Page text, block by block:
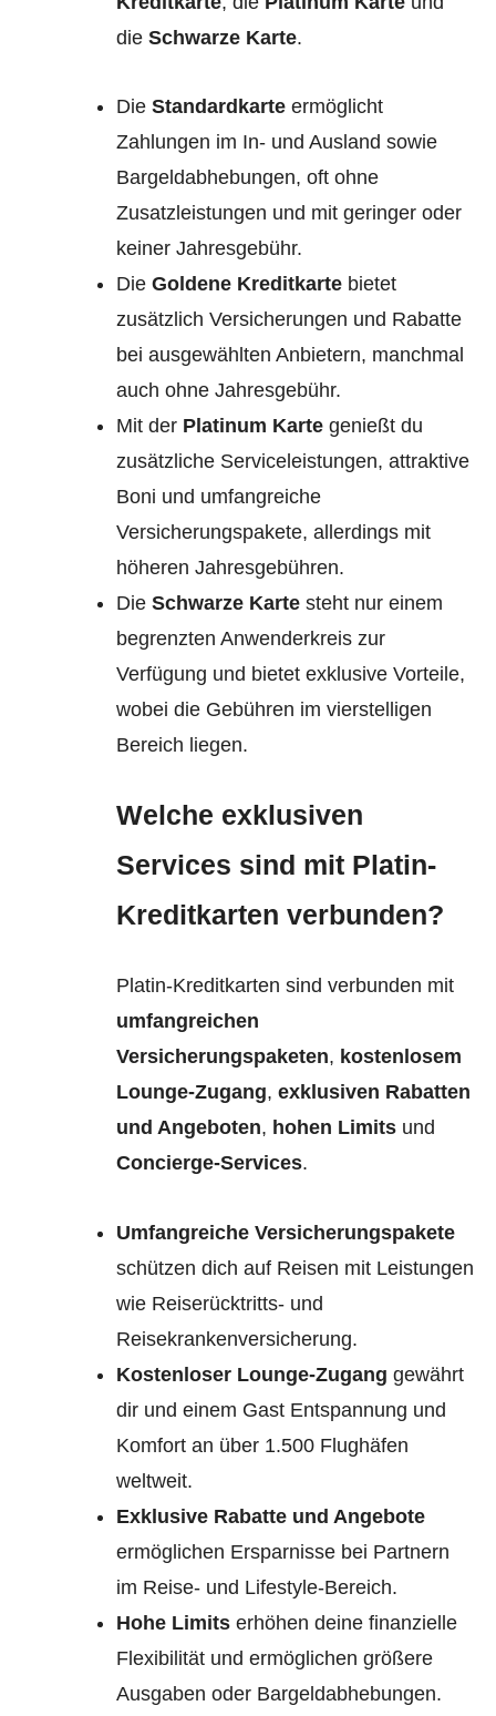
dieSchwarze Karte.
DieStandardkarte ermöglicht
Zahlungen im In- und Ausland sowie
Bargeldabhebungen, oft ohne
Zusatzleistungen und mit geringer oder
keiner Jahresgebühr.
DieGoldene Kreditkarte bietet
zusätzlich Versicherungen und Rabatte
bei ausgewählten Anbietern, manchmal
auch ohne Jahresgebühr.
Mit der Platinum Karte genießt du
zusätzliche Serviceleistungen, attraktive
Boni und umfangreiche
Versicherungspakete, allerdings mit
höheren Jahresgebühren.
DieSchwarze Karte steht nur einem
begrenzten Anwenderkreis zur
Verfügung und bietet exklusive Vorteile,
wobei die Gebühren im vierstelligen
Bereich liegen.
Welche exklusiven
Services sind mit Platin-
Kreditkarten verbunden?
Platin-Kreditkarten sind verbunden mit
umfangreichen
Versicherungspaketen, kostenlosem
Lounge-Zugang,exklusiven Rabatten
und Angeboten, hohen Limits und
Concierge-Services.
Umfangreiche Versicherungspakete
schützen dich auf Reisen mit Leistungen
wie Reiserücktritts- und
Reisekrankenversicherung.
Kostenloser Lounge-Zugang gewährt
dir und einem Gast Entspannung und
Komfort an über 1.500 Flughäfen
weltweit.
Exklusive Rabatte und Angebote
ermöglichen Ersparnisse bei Partnern
im Reise- und Lifestyle-Bereich.
Hohe Limits erhöhen deine finanzielle
Flexibilität und ermöglichen größere
Ausgaben oder Bargeldabhebungen.